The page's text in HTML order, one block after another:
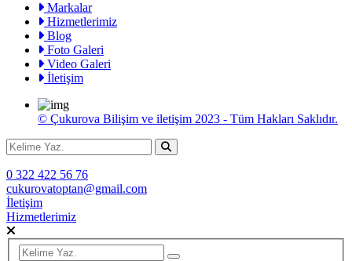
Markalar
Hizmetlerimiz
Blog
Foto Galeri
Video Galeri
İletişim
© Çukurova Bilişim ve iletişim 2023 - Tüm Hakları Saklıdır.
0 322 422 56 76
cukurovatoptan@gmail.com
İletişim
Hizmetlerimiz